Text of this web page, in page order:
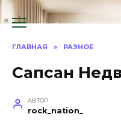
Перейти
к
ГЛАВНАЯ » РАЗНОЕ
Сапсан
АВТОР
rock_nation_